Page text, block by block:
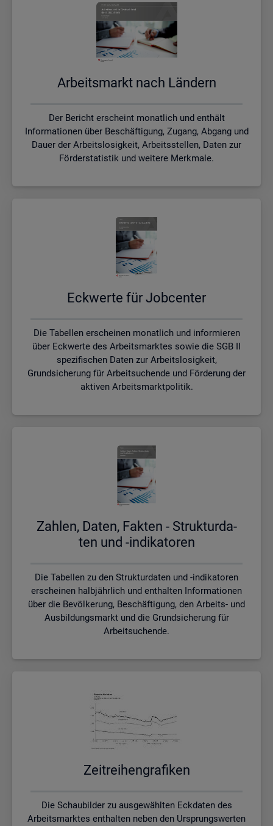
Ar­beits­markt nach Län­dern
Der Bericht erscheint monatlich und enthält
Informationen über Beschäftigung, Zugang, Abgang und
Dauer der Arbeitslosigkeit, Arbeitsstellen, Daten zur
Förderstatistik und weitere Merkmale.
Eck­wer­te für Job­cen­ter
Die Tabellen erscheinen monatlich und informieren
über Eckwerte des Arbeitsmarktes sowie die SGB II
spezifischen Daten zur Arbeitslosigkeit,
Grundsicherung für Arbeitsuchende und Förderung der
aktiven Arbeitsmarktpolitik.
Zah­len, Daten, Fak­ten - Struk­tur­da­
ten und -in­di­ka­to­ren
Die Tabellen zu den Strukturdaten und -indikatoren
erscheinen halbjährlich und enthalten Informationen
über die Bevölkerung, Beschäftigung, den Arbeits- und
Ausbildungsmarkt und die Grundsicherung für
Arbeitsuchende.
Zeit­rei­hen­gra­fi­ken
Die Schaubilder zu ausgewählten Eckdaten des
Arbeitsmarktes enthalten neben den Ursprungswerten